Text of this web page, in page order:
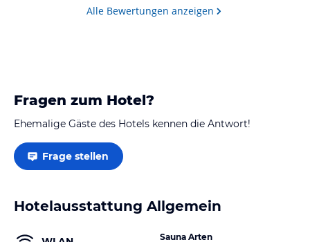
Alle Bewertungen anzeigen
Fragen zum Hotel?
Ehemalige Gäste des Hotels kennen die Antwort!
Frage stellen
Hotelausstattung Allgemein
Sauna Arten